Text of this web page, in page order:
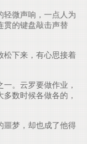
微声响，一点人为
贯的键盘敲击声替
下来，有心思接着
。云罗要做作业，
数时候各做各的，
梦，却也成了他得